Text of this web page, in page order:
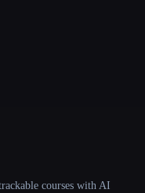
courses with AI